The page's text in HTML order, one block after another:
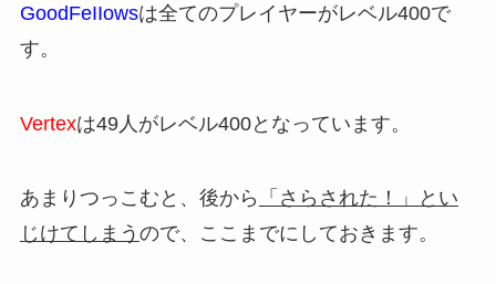
GoodFeIIowsは全てのプレイヤーがレベル400で
す。
Vertexは49人がレベル400となっています。
あまりつっこむと、後から
「さらされた！」とい
じけてしまう ので、ここまでにしておきます。